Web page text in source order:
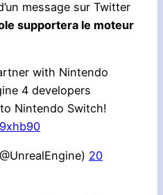
message sur Twitter
supportera le moteur
with Nintendo
4 developers
Nintendo Switch!
20